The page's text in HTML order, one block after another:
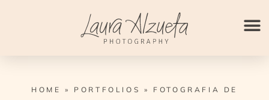
HOME » PORTFOLIOS » FOTOGRAFIA DE